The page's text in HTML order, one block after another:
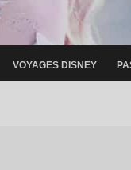
VOYAGES DISNEY